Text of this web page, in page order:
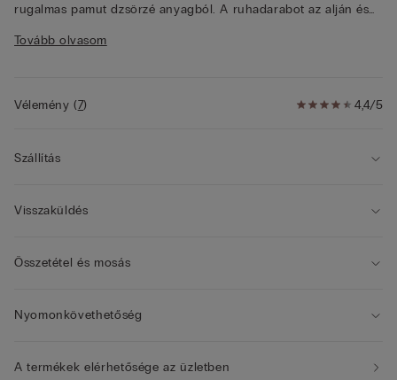
rugalmas pamut dzsörzé anyagból. A ruhadarabot az alján és
A modell 175 cm magas és S méretet visel.
forrásból származó fából nyert modál szálat tartalmaz
Tovább olvasom
4,4/5
Vélemény(7)
Szállítás
Visszaküldés
Összetétel és mosás
Nyomonkövethetőség
A termékek elérhetősége az üzletben